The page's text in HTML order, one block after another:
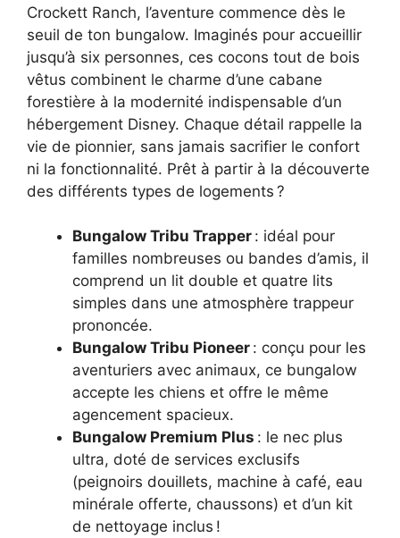
Crockett Ranch, l’aventure commence dès le
seuil de ton bungalow. Imaginés pour accueillir
jusqu’à six personnes, ces cocons tout de bois
vêtus combinent le charme d’une cabane
forestière à la modernité indispensable d’un
hébergement Disney. Chaque détail rappelle la
vie de pionnier, sans jamais sacrifier le confort
ni la fonctionnalité. Prêt à partir à la découverte
des différents types de logements ?
Bungalow Tribu Trapper : idéal pour
familles nombreuses ou bandes d’amis, il
comprend un lit double et quatre lits
simples dans une atmosphère trappeur
prononcée.
Bungalow Tribu Pioneer : conçu pour les
aventuriers avec animaux, ce bungalow
accepte les chiens et offre le même
agencement spacieux.
Bungalow Premium Plus : le nec plus
ultra, doté de services exclusifs
(peignoirs douillets, machine à café, eau
minérale offerte, chaussons) et d’un kit
de nettoyage inclus !